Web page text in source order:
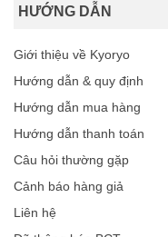
HƯỚNG DẪN
Giới thiệu về Kyoryo
Hướng dẫn & quy định
Hướng dẫn mua hàng
Hướng dẫn thanh toán
Câu hỏi thường gặp
Cảnh báo hàng giả
Liên hệ